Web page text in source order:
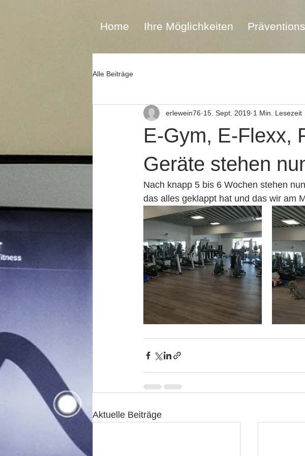
Home Ihre Möglichkeiten
Alle Beiträge
E-Gym, E-Flexx,
Geräte stehen
erlewein76 15. Sept. 2019 1 Min. Lesezeit
Nach knapp 5 bis 6 Wochen stehen
das alles geklappt hat und das wir am
Aktuelle Beiträge